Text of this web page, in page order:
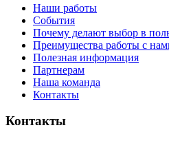
Наши работы
События
Почему делают выбор в
Преимущества работы с
Полезная информация
Партнерам
Наша команда
Контакты
Контакты